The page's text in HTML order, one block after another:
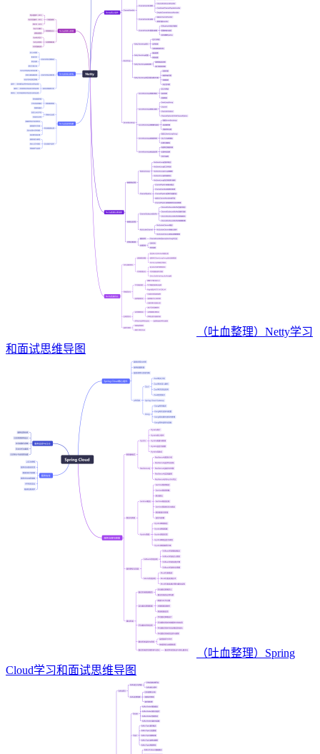
（吐血整理）Netty学习
和面试思维导图
（吐血整理）Spring
Cloud学习和面试思维导图